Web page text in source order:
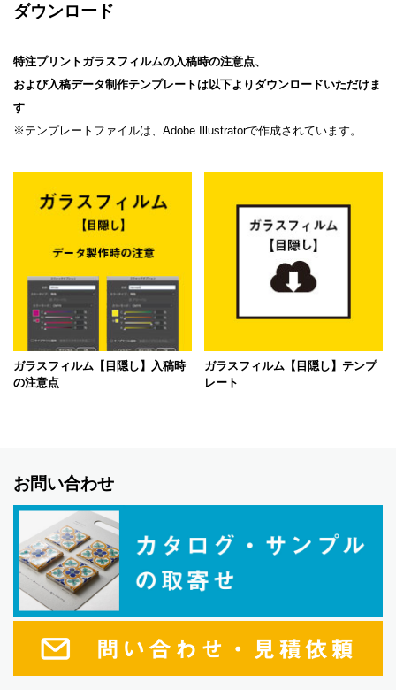
ダウンロード
特注プリントガラスフィルムの入稿時の注意点、
および入稿データ制作テンプレートは以下よりダウンロードいただけま
す
※テンプレートファイルは、Adobe Illustratorで作成されています。
ガラスフィルム【目隠し】入稿時
の注意点
ガラスフィルム【目隠し】テンプ
レート
お問い合わせ